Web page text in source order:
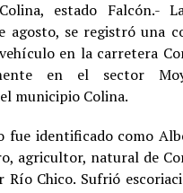
estado Falcón.-
agosto, se registró una
en la carretera
en el sector
municipio Colina.
fue identificado como
agricultor, natural de
Río Chico. Sufrió